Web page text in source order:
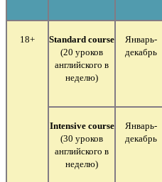
18+ Standard course
(20 уроков
английского в
неделю)
Январь-
декабрь
Intensive course
(30 уроков
английского в
неделю)
Январь-
декабрь